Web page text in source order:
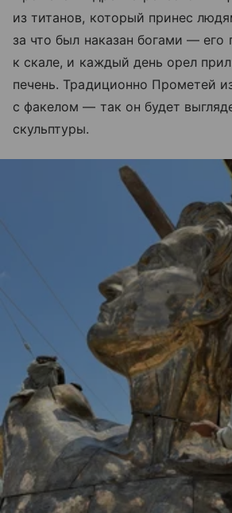
из титанов, который принес
за что был наказан богами — его
к скале, и каждый день орел
печень. Традиционно Прометей
с факелом — так он будет
скульптуры.